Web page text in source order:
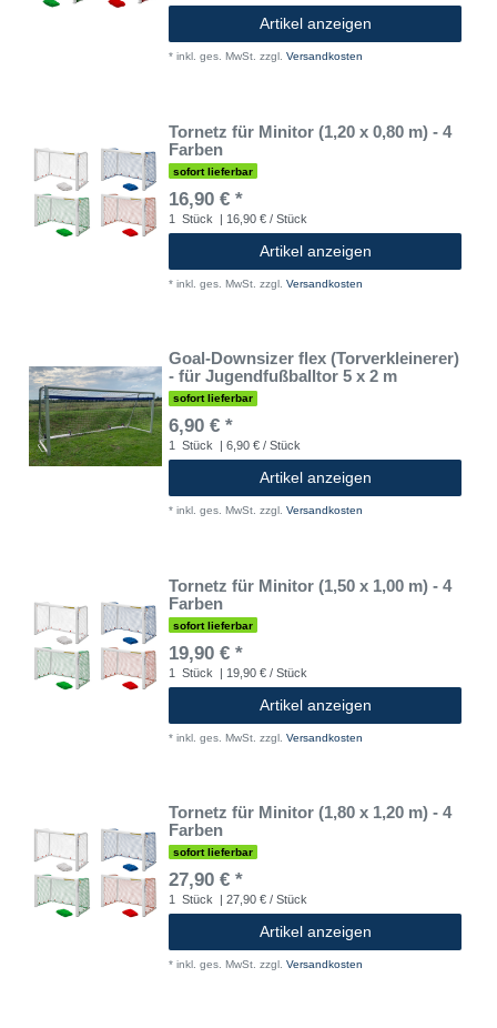
Artikel anzeigen
* inkl. ges. MwSt. zzgl. Versandkosten
Tornetz für Minitor (1,20 x 0,80 m) - 4
Farben
sofort lieferbar
16,90 € *
1 Stück | 16,90 € / Stück
Artikel anzeigen
* inkl. ges. MwSt. zzgl. Versandkosten
Goal-Downsizer flex (Torverkleinerer)
- für Jugendfußballtor 5 x 2 m
sofort lieferbar
6,90 € *
1 Stück | 6,90 € / Stück
Artikel anzeigen
* inkl. ges. MwSt. zzgl. Versandkosten
Tornetz für Minitor (1,50 x 1,00 m) - 4
Farben
sofort lieferbar
19,90 € *
1 Stück | 19,90 € / Stück
Artikel anzeigen
* inkl. ges. MwSt. zzgl. Versandkosten
Tornetz für Minitor (1,80 x 1,20 m) - 4
Farben
sofort lieferbar
27,90 € *
1 Stück | 27,90 € / Stück
Artikel anzeigen
* inkl. ges. MwSt. zzgl. Versandkosten